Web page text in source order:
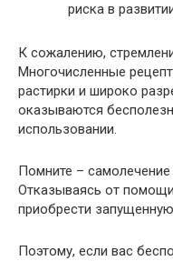
риска в
К сожалению,
Многочисленные
растирки и широко
оказываются
использовании.
Помните – самолечение
Отказываясь от
приобрести
Поэтому, если вас